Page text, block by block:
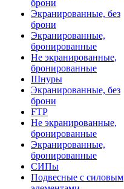
брони
Экранированные, без
брони
Экранированные,
бронированные
Не экранированные,
бронированные
Шнуры
Экранированные, без
брони
FTP
Не экранированные,
бронированные
Экранированные,
бронированные
СИПы
Подвесные с силовым